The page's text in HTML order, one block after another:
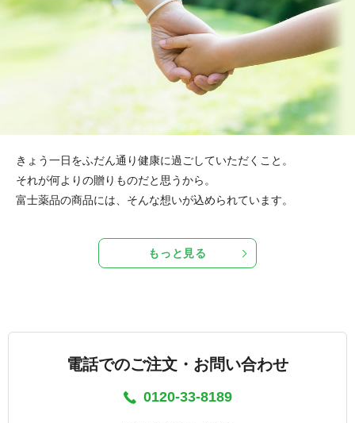
きょう一日をふだん通り健康に過ごしていただくこと。
それが何よりの贈りものだと思うから。
富士薬品の商品には、そんな想いが込められています。
もっと見る
電話でのご注文・お問い合わせ
0120-33-8189